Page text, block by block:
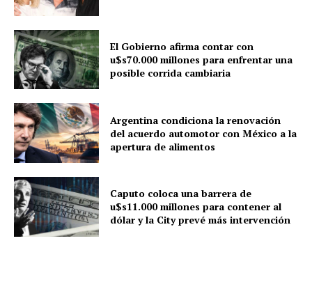
El Gobierno afirma contar con
u$s70.000 millones para enfrentar una
posible corrida cambiaria
Argentina condiciona la renovación
del acuerdo automotor con México a la
apertura de alimentos
Caputo coloca una barrera de
u$s11.000 millones para contener al
dólar y la City prevé más intervención